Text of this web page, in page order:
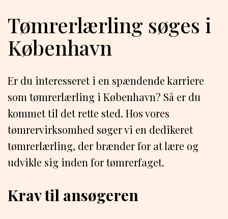
Tømrerlærling søges i
København
Er du interesseret i en spændende karriere
som tømrerlærling i København? Så er du
kommet til det rette sted. Hos vores
tømrervirksomhed søger vi en dedikeret
tømrerlærling, der brænder for at lære og
udvikle sig inden for tømrerfaget.
Krav til ansøgeren